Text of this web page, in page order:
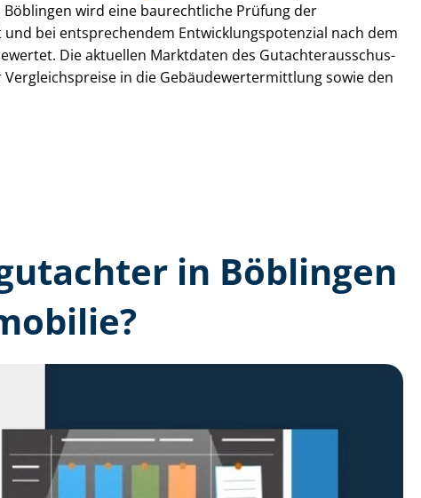
wird eine baurechtliche Prüfung der
bei entsprechendem Ent­wick­lungs­po­ten­zi­al nach dem
Die aktuellen Marktdaten des Gut­ach­ter­aus­schus­
in die Ge­bäu­de­wert­ermitt­lung sowie den
in Böblingen